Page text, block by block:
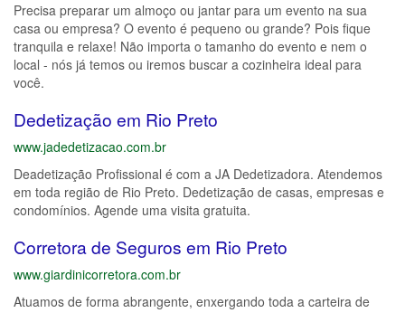
Precisa preparar um almoço ou jantar para um evento na sua
casa ou empresa? O evento é pequeno ou grande? Pois fique
tranquila e relaxe! Não importa o tamanho do evento e nem o
local - nós já temos ou iremos buscar a cozinheira ideal para
você.
Dedetização em Rio Preto
www.jadedetizacao.com.br
Deadetização Profissional é com a JA Dedetizadora. Atendemos
em toda região de Rio Preto. Dedetização de casas, empresas e
condomínios. Agende uma visita gratuita.
Corretora de Seguros em Rio Preto
www.giardinicorretora.com.br
Atuamos de forma abrangente, enxergando toda a carteira de